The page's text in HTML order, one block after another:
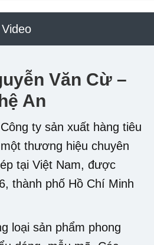
Video
Văn Cừ –
An
ty sản xuất hàng tiêu
thương hiệu chuyên
tại Việt Nam, được
thành phố Hồ Chí Minh
loại sản phẩm phong